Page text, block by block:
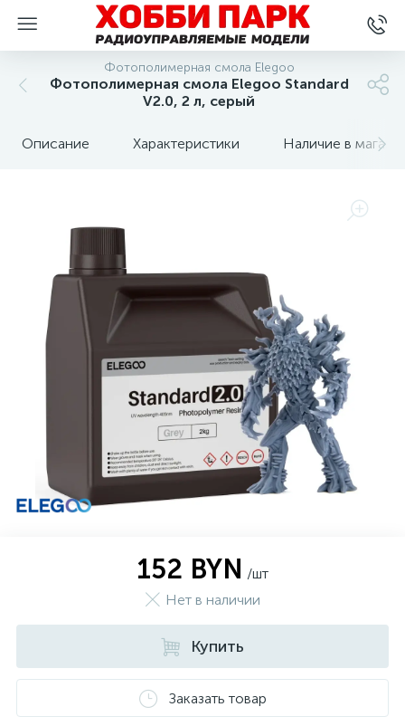
Фотополимерная смола Elegoo
Фотополимерная смола Elegoo Standard
V2.0, 2 л, серый
Описание Характеристики Наличие в
152 BYN /шт
Нет в наличии
Купить
Заказать товар